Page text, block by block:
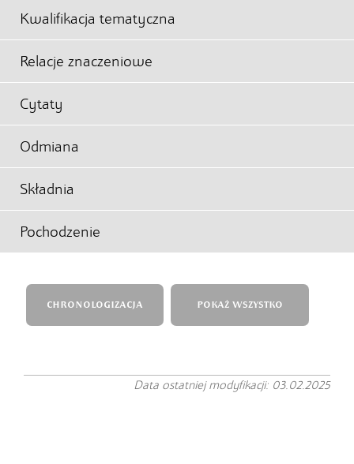
Kwalifikacja tematyczna
Relacje znaczeniowe
Cytaty
Odmiana
Składnia
Pochodzenie
CHRONOLOGIZACJA POKAŻ WSZYSTKO
Data ostatniej modyfikacji: 03.02.2025